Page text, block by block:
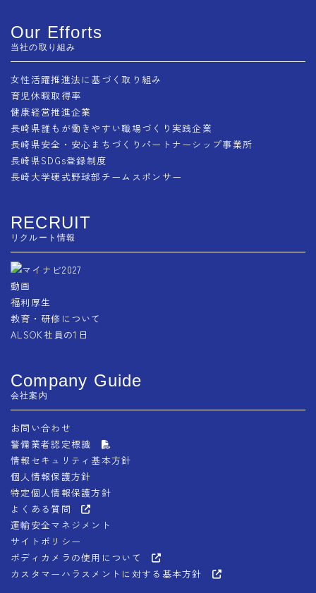
Our Efforts
当社の取り組み
女性活躍推進法に基づく取り組み
育児休暇取得率
健康経営推進企業
長崎県誰もが働きやすい職場づくり実践企業
長崎県安全・安心まちづくりパートナーシップ事業所
長崎県SDGs登録制度
長崎大学硬式野球部チームスポンサー
RECRUIT
リクルート情報
動画
福利厚生
教育・研修について
ALSOK社員の1日
Company Guide
会社案内
お問い合わせ
警備業者認定標識
情報セキュリティ基本方針
個人情報保護方針
特定個人情報保護方針
よくある質問
運輸安全マネジメント
サイトポリシー
ボディカメラの使用について
カスタマーハラスメントに対する基本方針